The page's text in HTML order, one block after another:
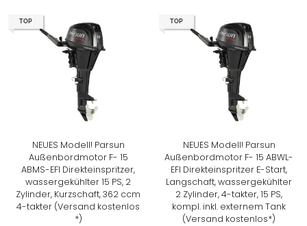
TOP
NEUES Modell! Parsun
Außenbordmotor F- 15
ABMS-EFI Direkteinspritzer,
wassergekühlter 15 PS, 2
Zylinder, Kurzschaft, 362 ccm
4-takter (Versand kostenlos
*)
TOP
NEUES Modell! Parsun
Außenbordmotor F- 15 ABWL-
EFI Direkteinspritzer E-Start,
Langschaft, wassergekühlter
2 Zylinder, 4-takter, 15 PS,
kompl. inkl. externem Tank
(Versand kostenlos*)